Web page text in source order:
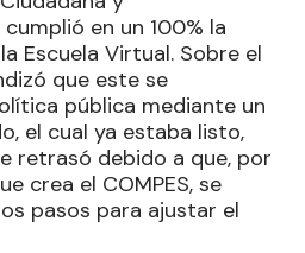
en un 100% la
Escuela Virtual. Sobre el
que este se
pública mediante un
el cual ya estaba listo,
retrasó debido a que, por
crea el COMPES, se
pasos para ajustar el